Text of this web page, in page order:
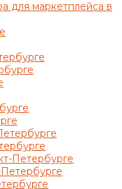
для маркетплейса в